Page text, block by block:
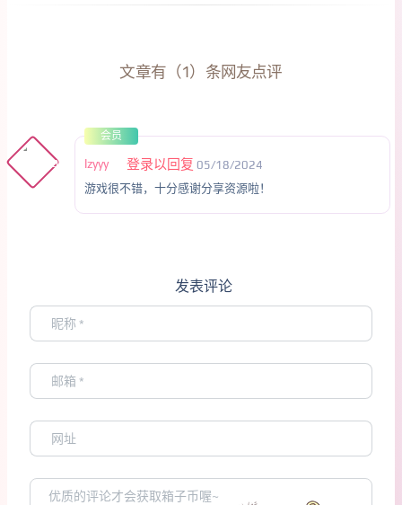
文章有（1）条网友点评
会员
登录以回复
lzyyy
05/18/2024
游戏很不错，十分感谢分享资源啦！
发表评论